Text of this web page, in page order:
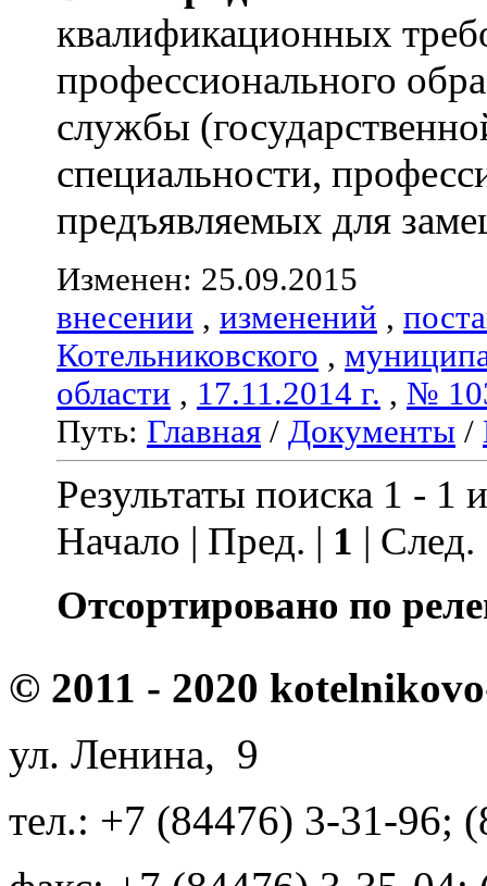
квалификационных
профессионального
службы
специальности,
предъявляемых для
Изменен: 25.09.2015
внесении , изменений ,
Котельниковского ,
области , 17.11.2014 г. , №
Путь: Главная / Документы /
Результаты поиска 1 - 1
Начало | Пред. | 1 |
Отсортировано по
© 2011 - 2020
ул. Ленина, 9
тел.: +7 (84476) 3-31-96;